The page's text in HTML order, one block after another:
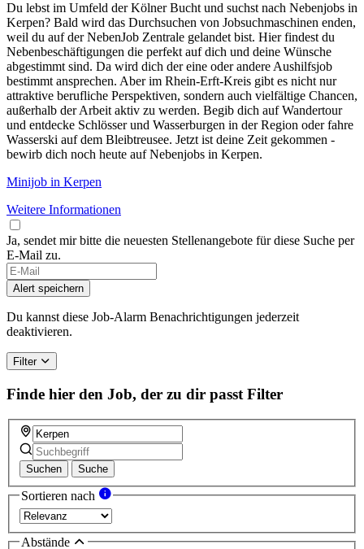
Du lebst im Umfeld der Kölner Bucht und suchst nach Nebenjobs in
Kerpen? Bald wird das Durchsuchen von Jobsuchmaschinen enden,
weil du auf der NebenJob Zentrale gelandet bist. Hier findest du
Nebenbeschäftigungen die perfekt auf dich und deine Wünsche
abgestimmt sind. Da wird dich der eine oder andere Aushilfsjob
bestimmt ansprechen. Aber im Rhein-Erft-Kreis gibt es nicht nur
attraktive berufliche Perspektiven, sondern auch vielfältige Chancen,
außerhalb der Arbeit aktiv zu werden. Begib dich auf Wandertour
und entdecke Schlösser und Wasserburgen in der Region oder fahre
Wasserski auf dem Bleibtreusee. Jetzt ist deine Zeit gekommen -
bewirb dich noch heute auf Nebenjobs in Kerpen.
Minijob in Kerpen
Weitere Informationen
Ja, sendet mir bitte die neuesten Stellenangebote für diese Suche per
E-Mail zu.
Alert speichern
Du kannst diese Job-Alarm Benachrichtigungen jederzeit
deaktivieren.
Filter
Finde hier den Job, der zu dir passt Filter
Suchen Suche
Sortieren nach
Abstände